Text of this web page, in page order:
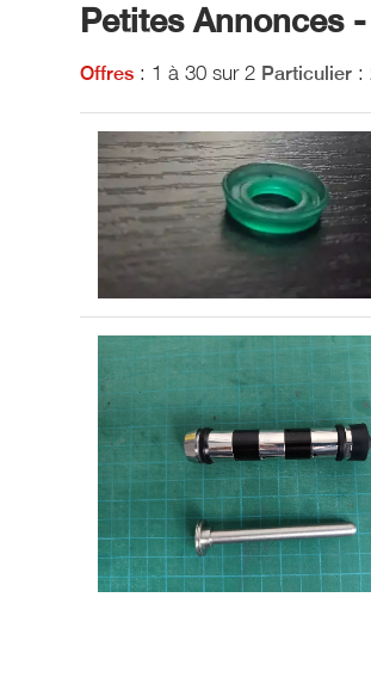
Petites Annonces
Offres : 1 à 30 sur 2 Particulier :